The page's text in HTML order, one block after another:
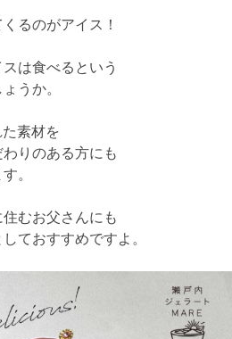
るのがアイス！
は食べるという
うか。
素材を
りのある方にも
。
むお父さんにも
ておすすめですよ。